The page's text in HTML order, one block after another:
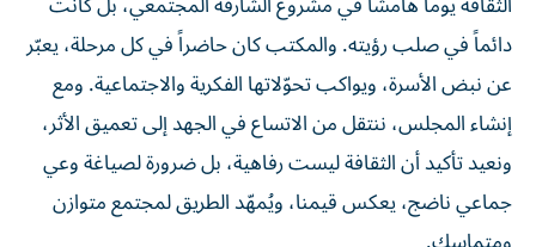
دائماً في صلب رؤيته. والمكتب كان حاضراً في كل مرحلة، يعبّر
عن نبض الأسرة، ويواكب تحوّلاتها الفكرية والاجتماعية. ومع
إنشاء المجلس، ننتقل من الاتساع في الجهد إلى تعميق الأثر،
ونعيد تأكيد أن الثقافة ليست رفاهية، بل ضرورة لصياغة وعي
جماعي ناضج، يعكس قيمنا، ويُمهّد الطريق لمجتمع متوازن